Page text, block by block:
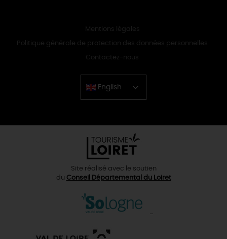
Mentions légales
Politique générale de protection des données personnelles
Contactez-nous
English
Chinese
Site réalisé avec le soutien
du Conseil Départemental du Loiret